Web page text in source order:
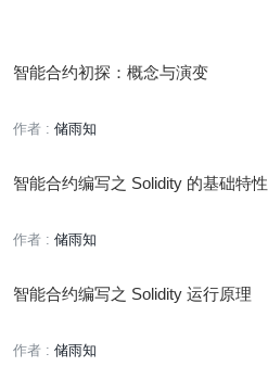
智能合约初探：概念与演变
作者 : 储雨知
智能合约编写之 Solidity 的基础特性
作者 : 储雨知
智能合约编写之 Solidity 运行原理
作者 : 储雨知